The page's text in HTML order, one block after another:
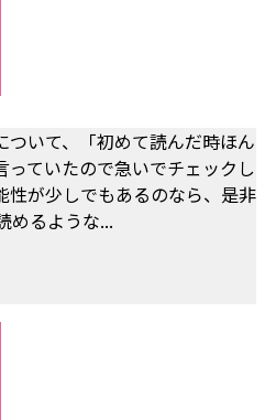
いて、「初めて読んだ時ほん
っていたので急いでチェックし
性が少しでもあるのなら、是非
めるような...